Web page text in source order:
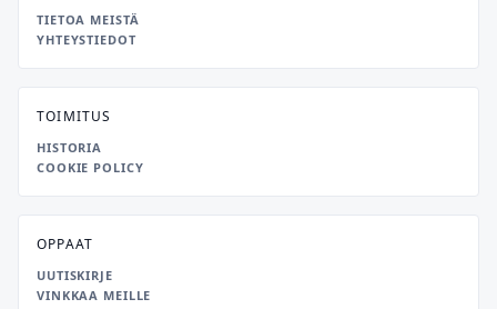
TIETOA MEISTÄ
YHTEYSTIEDOT
TOIMITUS
HISTORIA
COOKIE POLICY
OPPAAT
UUTISKIRJE
VINKKAA MEILLE